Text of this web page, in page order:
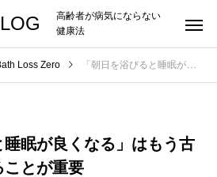
高齢者が病気にならない
健康法
Loss Zero 「朝日を浴びると睡眠が良くなる」はもう古い？体温を上げることが重要
睡眠が良くなる」はもう古
ことが重要